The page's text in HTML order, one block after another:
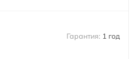
1 год